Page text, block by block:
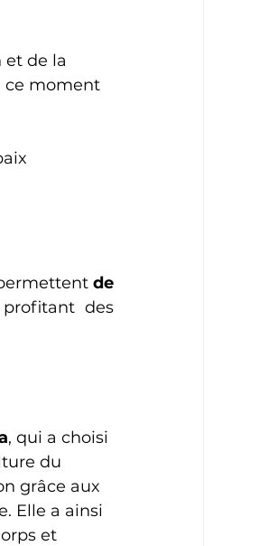
et de la
ce moment
de
des
, qui a choisi
du
grâce aux
Elle a ainsi
et